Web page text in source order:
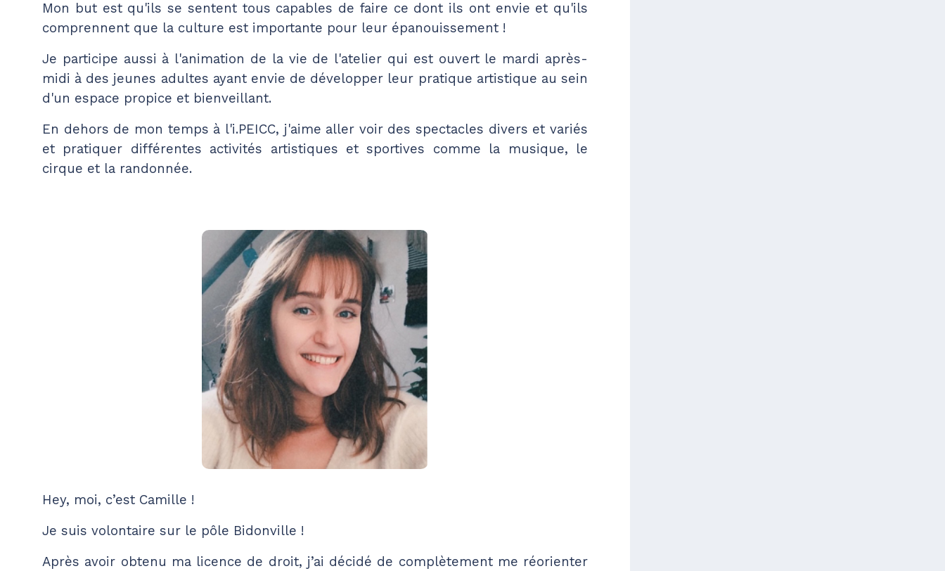
Mon but est qu'ils se sentent tous capables de faire ce dont ils ont envie et qu'ils
comprennent que la culture est importante pour leur épanouissement !
Je participe aussi à l'animation de la vie de l'atelier qui est ouvert le mardi après-
midi à des jeunes adultes ayant envie de développer leur pratique artistique au sein
d'un espace propice et bienveillant.
En dehors de mon temps à l'i.PEICC, j'aime aller voir des spectacles divers et variés
et pratiquer différentes activités artistiques et sportives comme la musique, le
cirque et la randonnée.
Hey, moi, c’est Camille !
Je suis volontaire sur le pôle Bidonville !
Après avoir obtenu ma licence de droit, j’ai décidé de complètement me réorienter